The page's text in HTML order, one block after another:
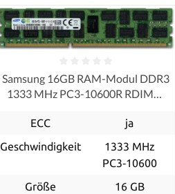
Samsung 16GB RAM-Modul DDR3
1333 MHz PC3-10600R RDIMM
ECC
ja
Geschwindigkeit
1333 MHz
PC3‑10600
Größe
16 GB